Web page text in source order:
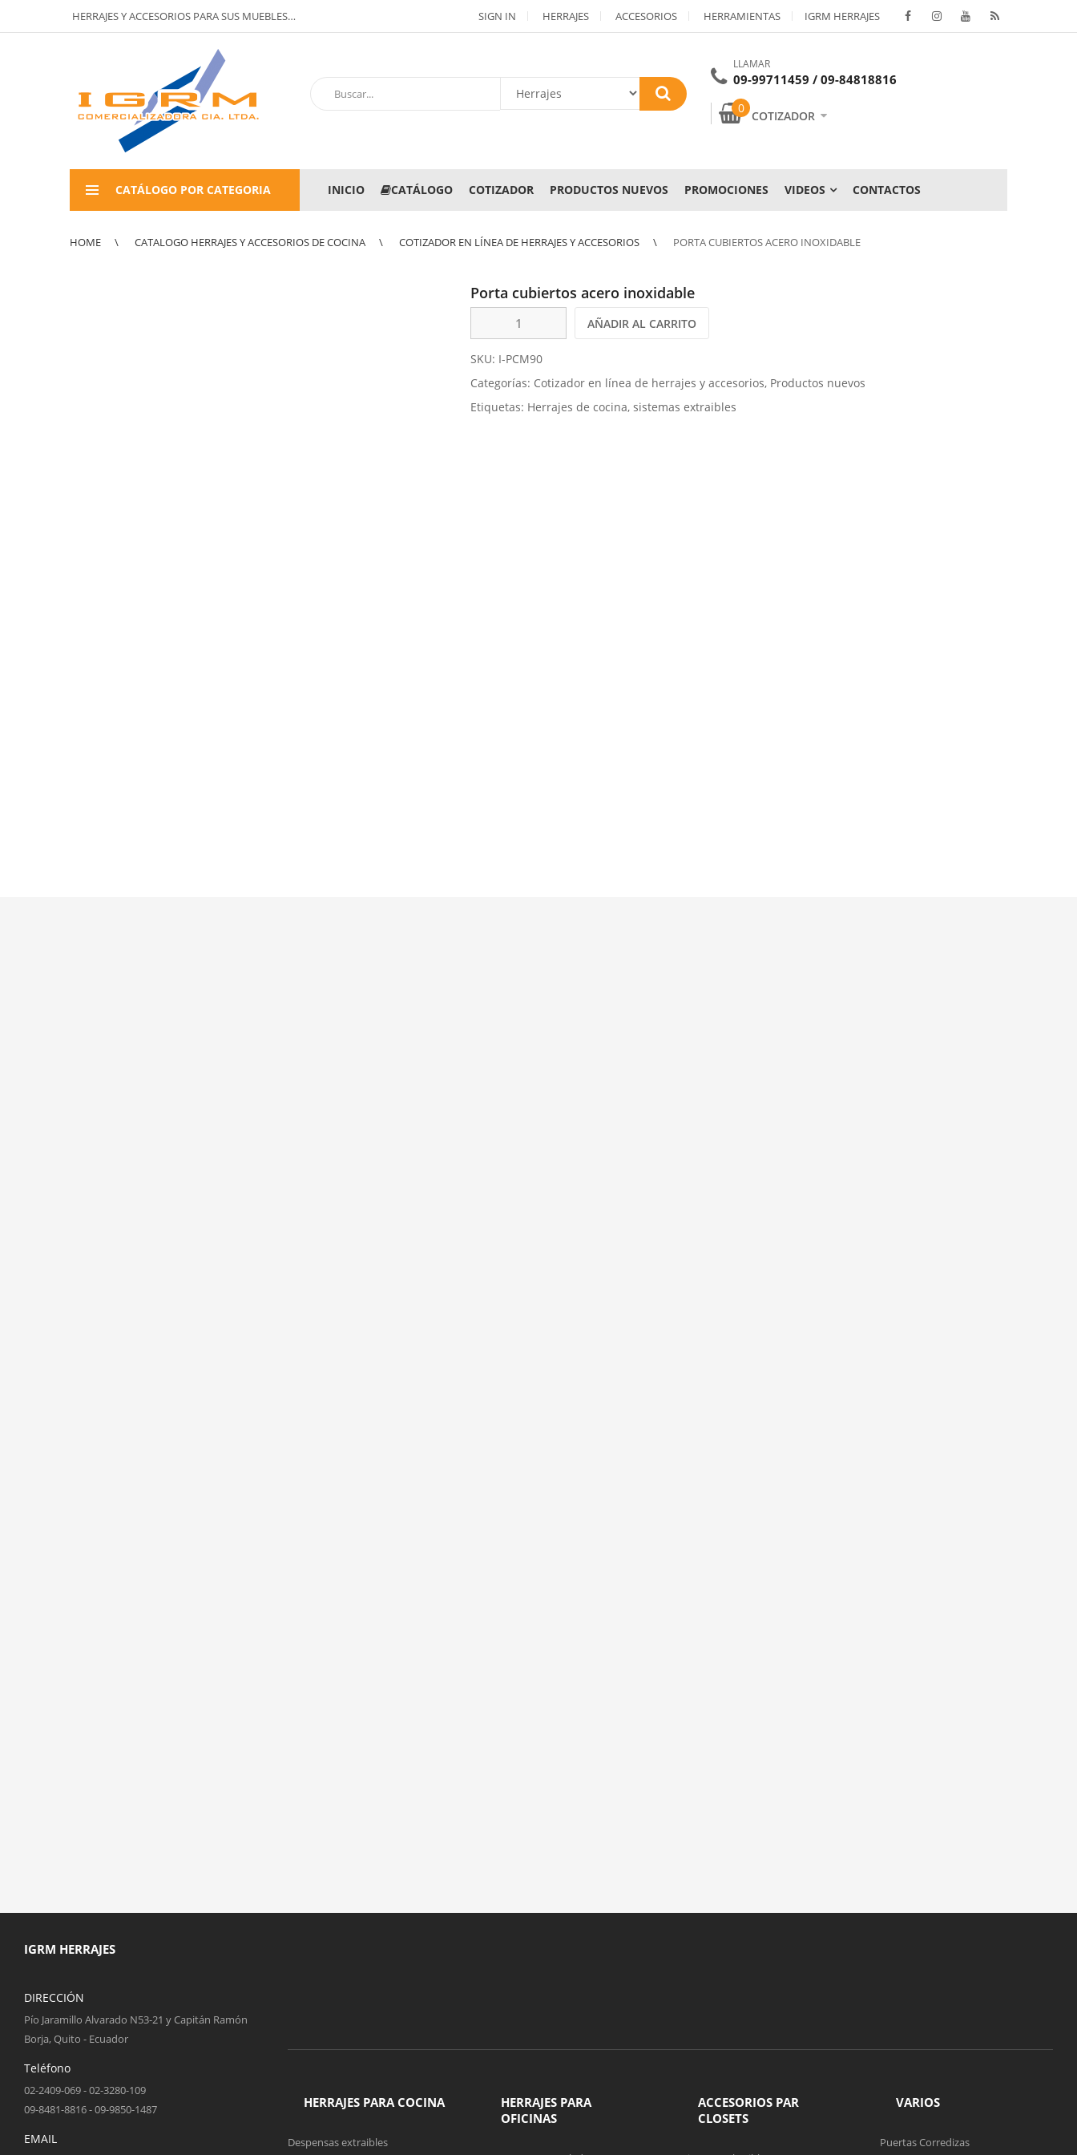
HERRAJES Y ACCESORIOS PARA SUS MUEBLES… SIGN IN HERRAJES ACCESORIOS HERRAMIENTAS IGRM HERRAJES
LLAMAR
09-99711459 / 09-84818816
0
COTIZADOR
CATÁLOGO POR CATEGORIA INICIO CATÁLOGO COTIZADOR PRODUCTOS NUEVOS PROMOCIONES VIDEOS CONTACTOS
HOME CATALOGO HERRAJES Y ACCESORIOS DE COCINA COTIZADOR EN LÍNEA DE HERRAJES Y ACCESORIOS PORTA CUBIERTOS ACERO INOXIDABLE
Porta cubiertos acero inoxidable
AÑADIR AL CARRITO
SKU: I-PCM90
Categorías: Cotizador en línea de herrajes y accesorios, Productos nuevos
Etiquetas: Herrajes de cocina, sistemas extraibles
IGRM HERRAJES
DIRECCIÓN
Pío Jaramillo Alvarado N53-21 y Capitán Ramón
Borja, Quito - Ecuador
Teléfono
02-2409-069 - 02-3280-109
09-8481-8816 - 09-9850-1487
EMAIL
HERRAJES PARA COCINA
Despensas extraibles
HERRAJES PARA
OFICINAS
ACCESORIOS PAR
CLOSETS
VARIOS
Puertas Corredizas